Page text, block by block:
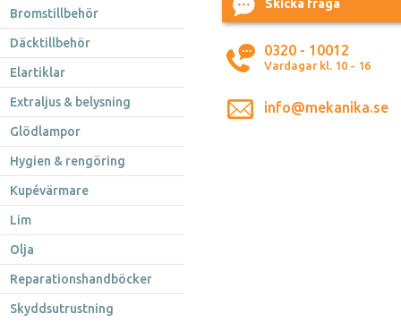
Bromstillbehör
Däcktillbehör
Elartiklar
Extraljus & belysning
Glödlampor
Hygien & rengöring
Kupévärmare
Lim
Olja
Reparationshandböcker
Skyddsutrustning
Skicka fråga
0320 - 10012
Vardagar kl. 10 - 16
info@mekanika.se